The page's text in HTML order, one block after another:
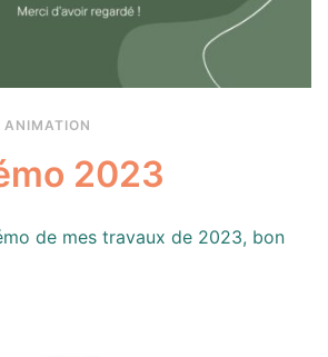
ANIMATION
2023
de mes travaux de 2023, bon